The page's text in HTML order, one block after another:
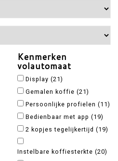
Kenmerken
volautomaat
Display (21)
Gemalen koffie (21)
Persoonlijke profielen (11)
Bedienbaar met app (19)
2 kopjes tegelijkertijd (19)
Instelbare koffiesterkte (20)